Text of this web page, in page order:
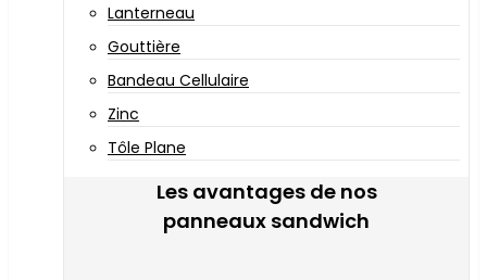
Lanterneau
Gouttière
Bandeau Cellulaire
Zinc
Tôle Plane
Les avantages de nos
panneaux sandwich